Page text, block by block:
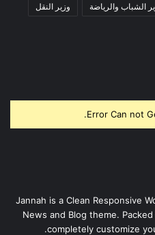
الشباب والرياضة وزير النقل
Error Can not
Jannah is a Clean Responsive
News and Blog theme.
completely customize